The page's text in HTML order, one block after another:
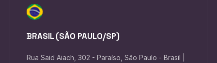
BRASIL (SÃO PAULO/SP)
Rua Said Aiach, 302 - Paraíso, São Paulo - Brasil |